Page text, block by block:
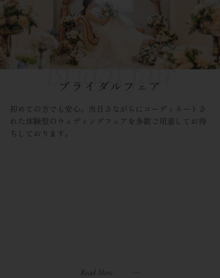
ブライダルフェア
初めての方でも安心。当日さながらにコーディネートさ
れた体験型のウェディングフェアを多数ご用意してお待
ちしております。
Read More